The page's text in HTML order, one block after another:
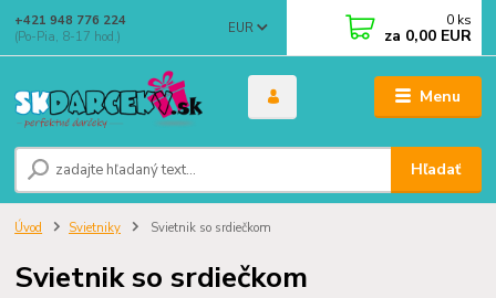
Menu
EUR
Hľadať
+421 948 776 224
(Po-Pia, 8-17 hod.)
0 ks
za 0,00 EUR
Úvod Svietniky Svietnik so srdiečkom
Svietnik so srdiečkom